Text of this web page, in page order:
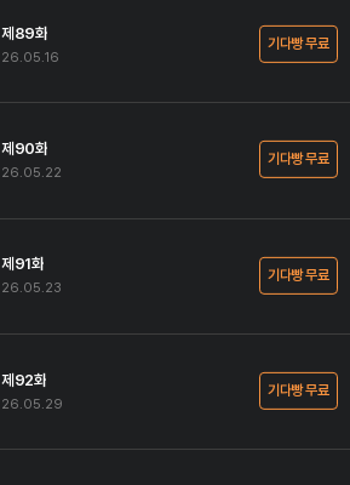
제89화
26.05.16
기다빵 무료
제90화
26.05.22
기다빵 무료
제91화
26.05.23
기다빵 무료
제92화
26.05.29
기다빵 무료